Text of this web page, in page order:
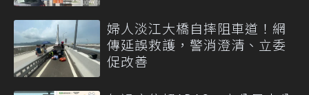
婦人淡江大橋自摔阻車道！網
傳延誤救護，警消澄清、立委
促改善